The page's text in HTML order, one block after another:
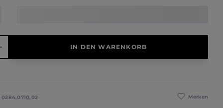
IN DEN WARENKORB
Merken
0284,0710,02